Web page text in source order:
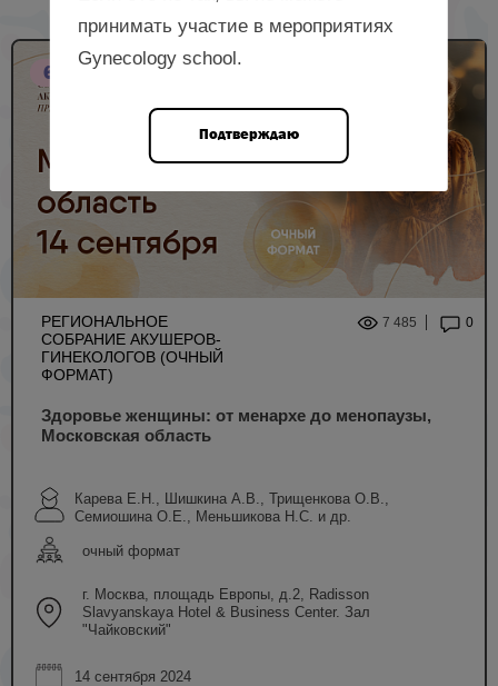
6 НМО
РЕГИОНАЛЬНОЕ
СОБРАНИЕ АКУШЕРОВ-
ГИНЕКОЛОГОВ (ОЧНЫЙ
ФОРМАТ)
7 485 0
Здоровье женщины: от менархе до менопаузы,
Московская область
Карева Е.Н., Шишкина А.В., Трищенкова О.В.,
Семиошина О.Е., Меньшикова Н.С. и др.
очный формат
г. Москва, площадь Европы, д.2, Radisson
Slavyanskaya Hotel & Business Center. Зал
"Чайковский"
14 сентября 2024
принимать участие в мероприятиях
Gynecology school.
Подтверждаю